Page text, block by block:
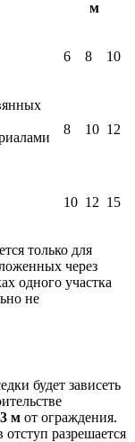
м
6 8 10
8 10 12
10 12 15
только для
через
одного участка
не
будет зависеть
3 м от ограждения.
разрешается